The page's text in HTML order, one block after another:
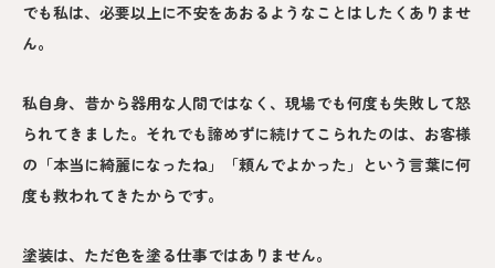
でも私は、必要以上に不安をあおるようなことはしたくありませ
ん。
私自身、昔から器用な人間ではなく、現場でも何度も失敗して怒
られてきました。それでも諦めずに続けてこられたのは、お客様
の「本当に綺麗になったね」「頼んでよかった」という言葉に何
度も救われてきたからです。
塗装は、ただ色を塗る仕事ではありません。